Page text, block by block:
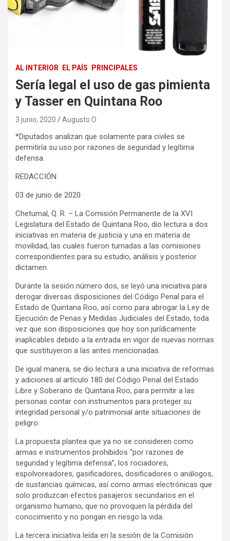
AL INTERIOR EL PAÍS PRINCIPALES
Sería legal el uso de gas pimienta
y Tasser en Quintana Roo
3 junio, 2020 Augusto O
*Diputados analizan que solamente para civiles se
permitiría su uso por razones de seguridad y legítima
defensa.
REDACCIÓN
03 de junio de 2020
Chetumal, Q. R. – La Comisión Permanente de la XVI
Legislatura del Estado de Quintana Roo, dio lectura a dos
iniciativas en materia de justicia y una en materia de
movilidad, las cuales fueron turnadas a las comisiones
correspondientes para su estudio, análisis y posterior
dictamen.
Durante la sesión número dos, se leyó una iniciativa para
derogar diversas disposiciones del Código Penal para el
Estado de Quintana Roo, así como para abrogar la Ley de
Ejecución de Penas y Medidas Judiciales del Estado, toda
vez que son disposiciones que hoy son jurídicamente
inaplicables debido a la entrada en vigor de nuevas normas
que sustituyeron a las antes mencionadas.
De igual manera, se dio lectura a una iniciativa de reformas
y adiciones al artículo 180 del Código Penal del Estado
Libre y Soberano de Quintana Roo, para permitir a las
personas contar con instrumentos para proteger su
integridad personal y/o patrimonial ante situaciones de
peligro.
La propuesta plantea que ya no se consideren como
armas e instrumentos prohibidos “por razones de
seguridad y legítima defensa”, los rociadores,
espolvoreadores, gasificadores, dosificadores o análogos,
de sustancias químicas, así como armas electrónicas que
solo produzcan efectos pasajeros secundarios en el
organismo humano, que no provoquen la pérdida del
conocimiento y no pongan en riesgo la vida.
La tercera iniciativa leída en la sesión de la Comisión